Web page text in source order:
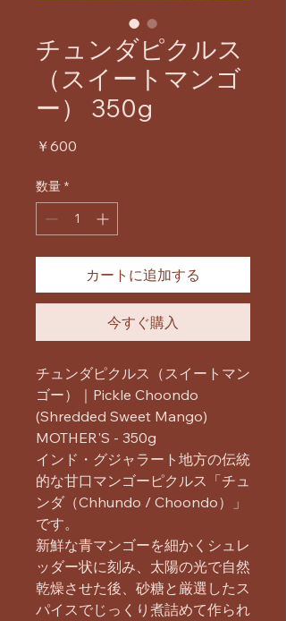
チュンダピクルス
（スイートマンゴ
ー） 350g
￥600
数量 *
カートに追加する
今すぐ購入
チュンダピクルス（スイートマン
ゴー）｜Pickle Choondo
(Shredded Sweet Mango)
MOTHER'S - 350g
インド・グジャラート地方の伝統
的な甘口マンゴーピクルス「チュ
ンダ（Chhundo / Choondo）」
です。
新鮮な青マンゴーを細かくシュレ
ッダー状に刻み、太陽の光で自然
乾燥させた後、砂糖と厳選したス
パイスでじっくり煮詰めて作られ